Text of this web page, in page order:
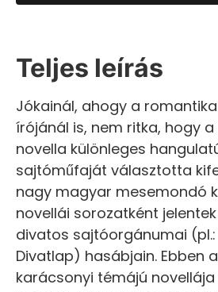
Teljes leírás
Jókainál, ahogy a
írójánál is, nem ritka, hogy
novella különleges
sajtóműfaját választotta
nagy magyar mesemondó
novellái sorozatként
divatos sajtóorgánumai
Divatlap) hasábjain. Ebben
karácsonyi témájú novellája